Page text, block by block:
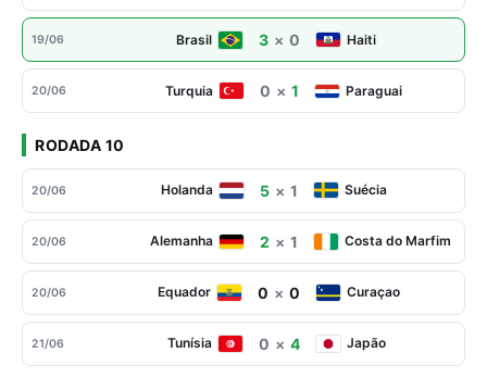
19/06 Brasil 3 × 0 Haiti
20/06 Turquia 0 × 1 Paraguai
RODADA 10
20/06 Holanda 5 × 1 Suécia
20/06 Alemanha 2 × 1 Costa do Marfim
20/06 Equador 0 × 0 Curaçao
21/06 Tunísia 0 × 4 Japão